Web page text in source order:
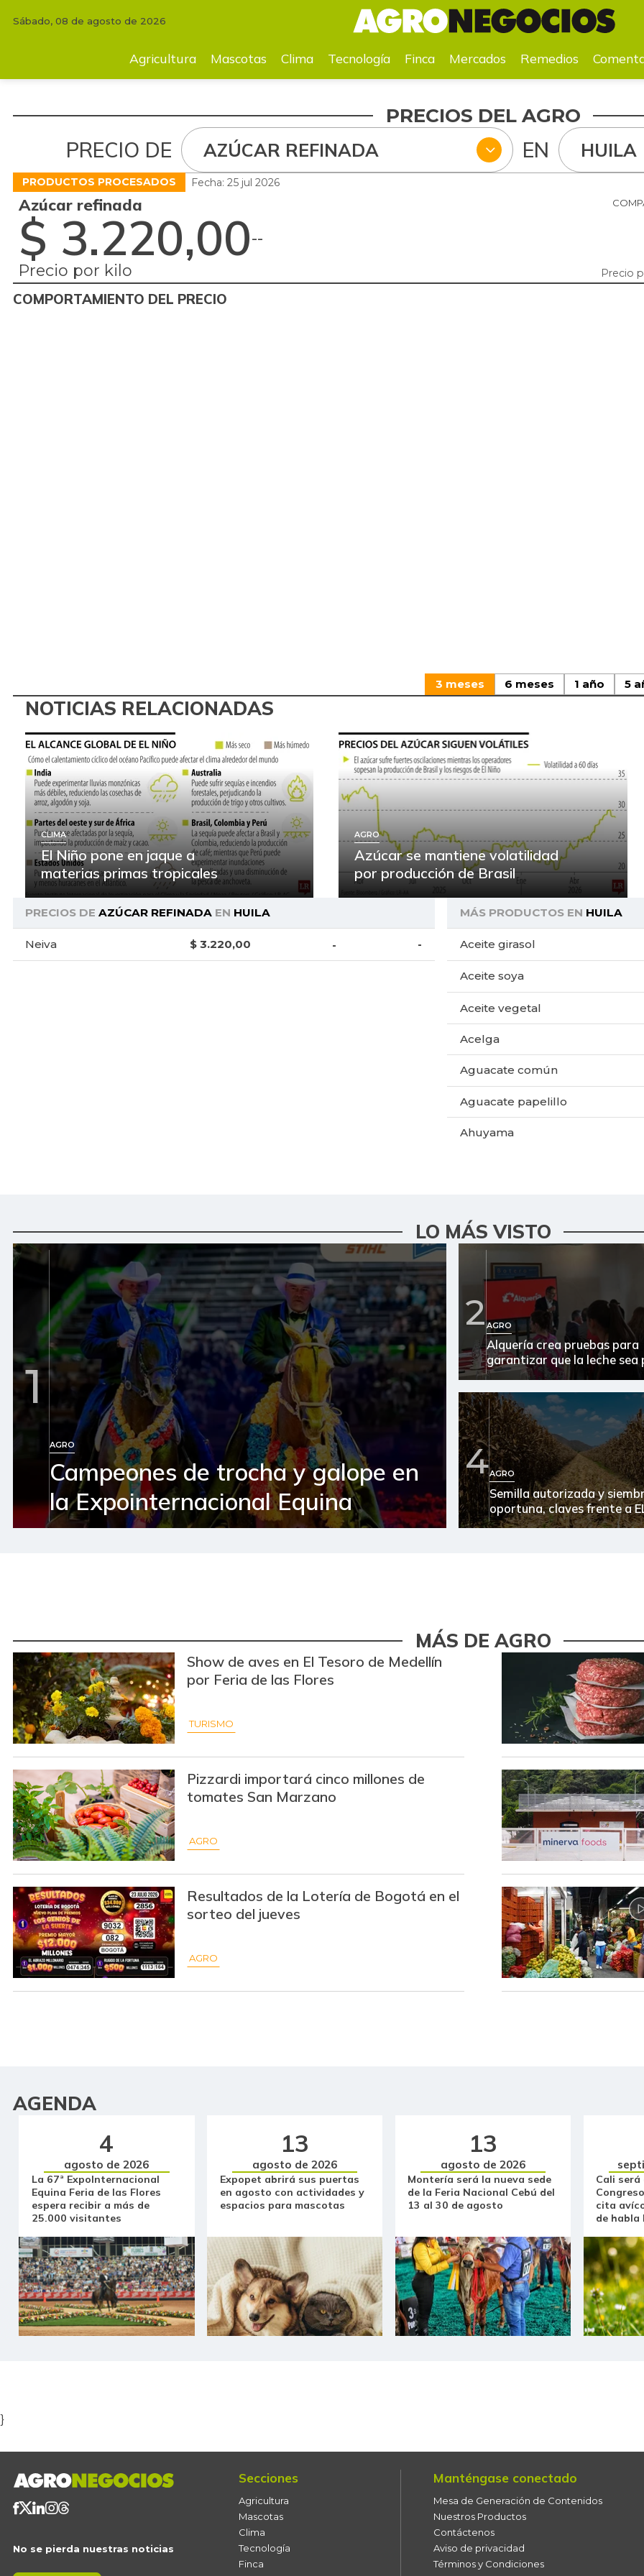
Mascotas Clima Tecnología Mercados Remedios Comentarios Agenda
Sábado, 08 de agosto de 2026
Agricultura Mascotas Clima Tecnología Finca Mercados Remedios
PRECIOS DEL AGRO
PRECIO DE AZÚCAR REFINADA EN HUILA
PRODUCTOS PROCESADOS Fecha: 25 jul 2026
Azúcar refinada
$ 3.220,00--
Precio por kilo
Precio
COMPORTAMIENTO DEL PRECIO
3 meses 6 meses 1 año 5
NOTICIAS RELACIONADAS
CLIMA
El Niño pone en jaque a
materias primas tropicales
AGRO
Azúcar se mantiene volatilidad
por producción de Brasil
PRECIOS DE AZÚCAR REFINADAEN HUILA
Neiva $ 3.220,00 - -
MÁS PRODUCTOS EN HUILA
Aceite girasol
Aceite soya
Aceite vegetal
Acelga
Aguacate común
Aguacate papelillo
Ahuyama
Alas de pollo sin costillar
Arracacha amarilla
Arroz
Arroz blanco
Arroz blanco en bulto
Arroz de primera
Arroz paddy verde
Arveja verde
Atún en lata
Badea
Bagre rayado entero fresco
Banano criollo
Bocachico criollo fresco
Bocadillo veleño
Bola de pierna de res
Cachama fresca
Café molido
Capaz Magdalena fresco
Cebolla cabezona blanca
Chócolo mazorca
Cilantro
Ciruela importada
Ciruela negra chilena
Ciruela roja
Coco
Durazno
Espinaca
Espinazo de cerdo
Fresa
LO MÁS VISTO
1
AGRO
Campeones de trocha y galope en
la Expointernacional Equina
2AGRO
Alquería crea pruebas para
garantizar que la leche sea
4AGRO
Semilla autorizada y
oportuna, claves frente a
MÁS DE AGRO
Show de aves en El Tesoro de Medellín
por Feria de las Flores
TURISMO
Pizzardi importará cinco millones de
tomates San Marzano
AGRO
Resultados de la Lotería de Bogotá en el
sorteo del jueves
AGRO
AGENDA
4
agosto de 2026
La 67ª ExpoInternacional
Equina Feria de las Flores
espera recibir a más de
25.000 visitantes
13
agosto de 2026
Expopet abrirá sus puertas
en agosto con actividades y
espacios para mascotas
13
agosto de 2026
Montería será la nueva sede
de la Feria Nacional Cebú del
13 al 30 de agosto
Cali será
cita
de habla
}
No se pierda nuestras noticias
Secciones
Agricultura
Mascotas
Clima
Tecnología
Finca
Manténgase conectado
Mesa de Generación de Contenidos
Nuestros Productos
Contáctenos
Aviso de privacidad
Términos y Condiciones